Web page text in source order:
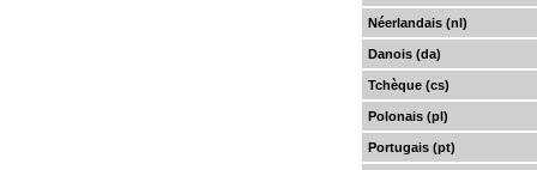
Néerlandais (nl)
Danois (da)
Tchèque (cs)
Polonais (pl)
Portugais (pt)